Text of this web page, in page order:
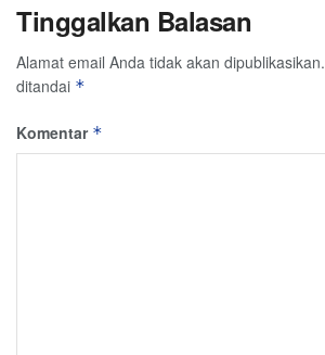
Tinggalkan Balasan
Alamat email Anda tidak akan dipublikasikan.
ditandai *
Komentar *